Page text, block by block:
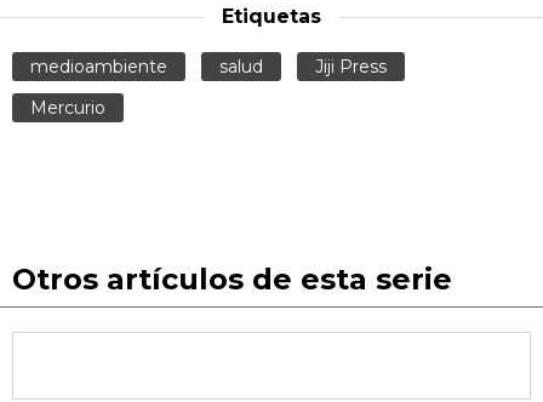
Etiquetas
medioambiente salud
Jiji Press
Mercurio
Otros artículos de esta serie